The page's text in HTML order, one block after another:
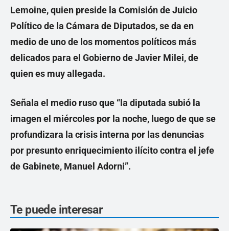
Lemoine, quien preside la Comisión de Juicio
Político de la Cámara de Diputados, se da en
medio de uno de los momentos políticos más
delicados para el Gobierno de Javier Milei, de
quien es muy allegada.
Señala el medio ruso que “la diputada subió la
imagen el miércoles por la noche, luego de que se
profundizara la crisis interna por las denuncias
por presunto enriquecimiento ilícito contra el jefe
de Gabinete, Manuel Adorni”.
Te puede interesar